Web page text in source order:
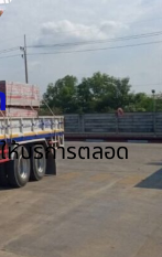
ห้บริการตลอด